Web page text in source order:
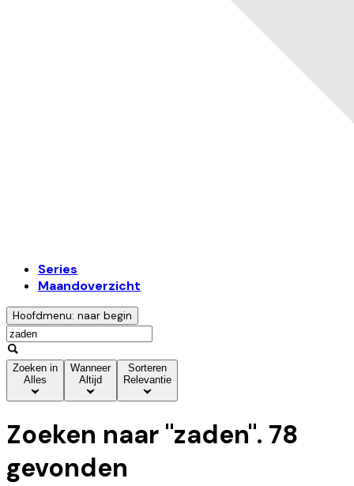
Series
Maandoverzicht
Hoofdmenu: naar begin
Zoeken in
Alles
Wanneer
Altijd
Sorteren
Relevantie
Zoeken naar "zaden". 78
gevonden